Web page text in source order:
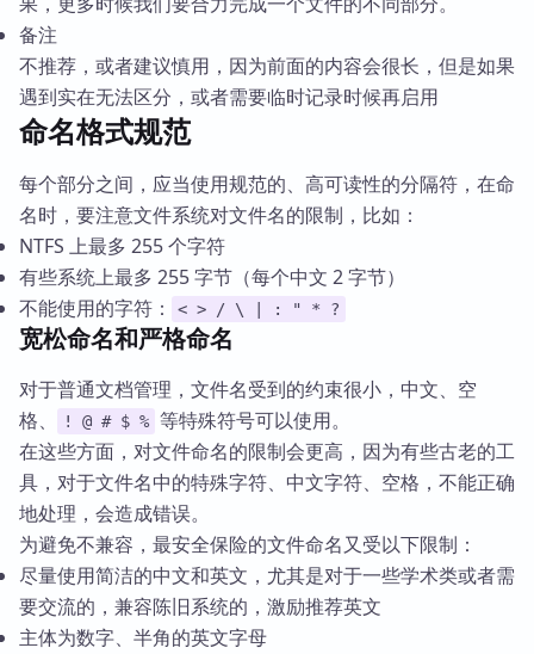
备注
不推荐，或者建议慎用，因为前面的内容会很长，但是如果
遇到实在无法区分，或者需要临时记录时候再启用
命名格式规范
每个部分之间，应当使用规范的、高可读性的分隔符，在命
名时，要注意文件系统对文件名的限制，比如：
NTFS 上最多 255 个字符
有些系统上最多 255 字节（每个中文 2 字节）
不能使用的字符：
< > / \ | : " * ?
宽松命名和严格命名
对于普通文档管理，文件名受到的约束很小，中文、空
格、
! @ # $ % 等特殊符号可以使用。
在这些方面，对文件命名的限制会更高，因为有些古老的工
具，对于文件名中的特殊字符、中文字符、空格，不能正确
地处理，会造成错误。
为避免不兼容，最安全保险的文件命名又受以下限制：
尽量使用简洁的中文和英文，尤其是对于一些学术类或者需
要交流的，兼容陈旧系统的，激励推荐英文
主体为数字、半角的英文字母